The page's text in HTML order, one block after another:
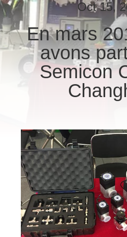
VISITE
DE
L'USINE
CONTRÔLE
NOUS
CONTACTER
DEMANDEZ
UN DEVIS
Oct 15,
En mars
avons
Semicon